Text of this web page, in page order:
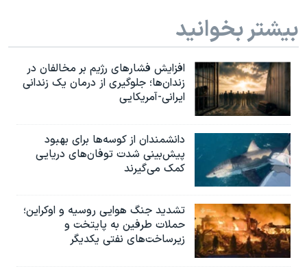
بیشتر بخوانید
افزایش فشارهای رژیم بر مخالفان در
زندان‌ها؛ جلوگیری از درمان یک زندانی
ایرانی-آمریکایی
دانشمندان از کوسه‌ها برای بهبود
پیش‌بینی شدت توفان‌های دریایی
کمک می‌گیرند
تشدید جنگ هوایی روسیه و اوکراین؛
حملات طرفین به پایتخت‌ و
زیرساخت‌های نفتی یکدیگر